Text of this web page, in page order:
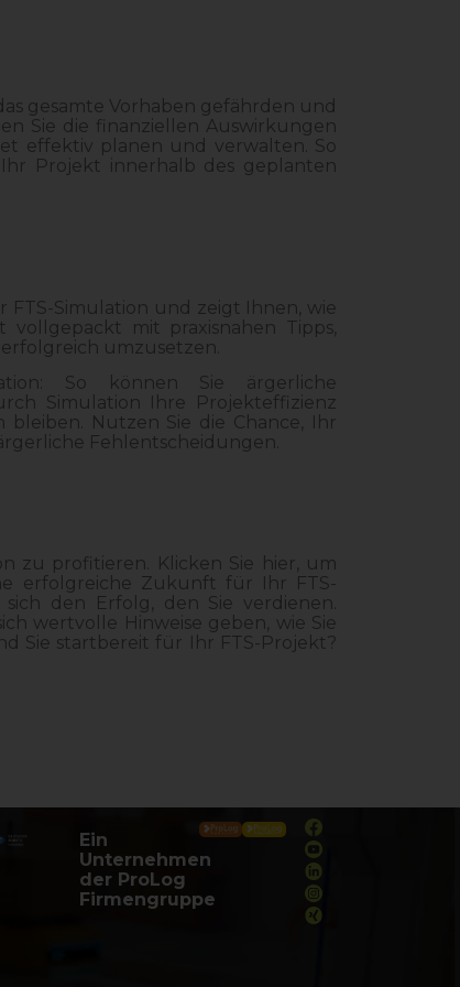
gesamte Vorhaben gefährden und
Sie die finanziellen Auswirkungen
effektiv planen und verwalten. So
Projekt innerhalb des geplanten
Simulation und zeigt Ihnen, wie
mit praxisnahen Tipps,
umzusetzen.
So können Sie ärgerliche
Simulation Ihre Projekteffizienz
Nutzen Sie die Chance, Ihr
Fehlentscheidungen.
zu profitieren. Klicken Sie hier, um
erfolgreiche Zukunft für Ihr FTS-
den Erfolg, den Sie verdienen.
wertvolle Hinweise geben, wie Sie
Sie startbereit für Ihr FTS-Projekt?
Ein
Unternehmen
der ProLog
Firmengruppe